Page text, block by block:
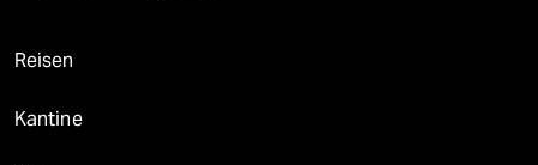
Reisen
Kantine